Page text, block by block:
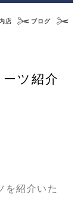
店 ブログ
ツ紹介
を紹介いた